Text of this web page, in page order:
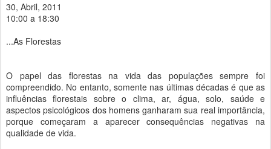
30, Abril, 2011
10:00 a 18:30
...As Florestas
O papel das florestas na vida das populações sempre foi
compreendido. No entanto, somente nas últimas décadas é que as
influências florestais sobre o clima, ar, água, solo, saúde e
aspectos psicológicos dos homens ganharam sua real importância,
porque começaram a aparecer consequências negativas na
qualidade de vida.